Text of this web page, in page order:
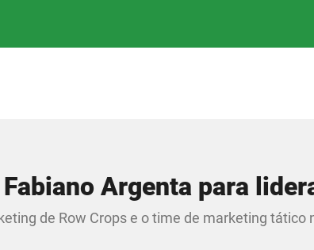
Argenta para
de Row Crops e o time de marketing tático